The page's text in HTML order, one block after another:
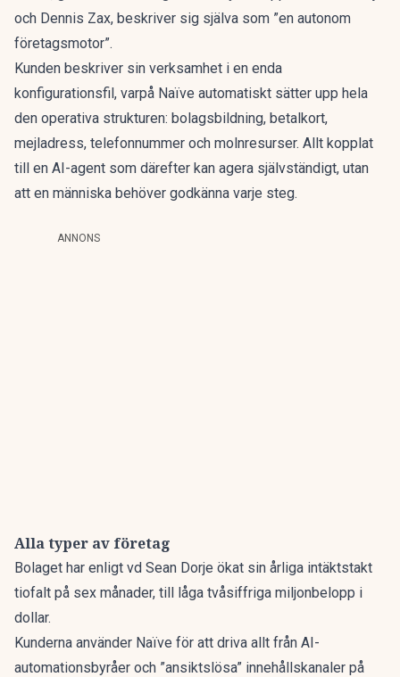
och Dennis Zax, beskriver sig själva som ”en autonom
företagsmotor”.
Kunden beskriver sin verksamhet i en enda
konfigurationsfil, varpå Naïve automatiskt sätter upp hela
den operativa strukturen: bolagsbildning, betalkort,
mejladress, telefonnummer och molnresurser. Allt kopplat
till en AI-agent som därefter kan agera självständigt, utan
att en människa behöver godkänna varje steg.
ANNONS
Alla typer av företag
Bolaget har enligt vd Sean Dorje ökat sin årliga intäktstakt
tiofalt på sex månader, till låga tvåsiffriga miljonbelopp i
dollar.
Kunderna använder Naïve för att driva allt från AI-
automationsbyråer och ”ansiktslösa” innehållskanaler på